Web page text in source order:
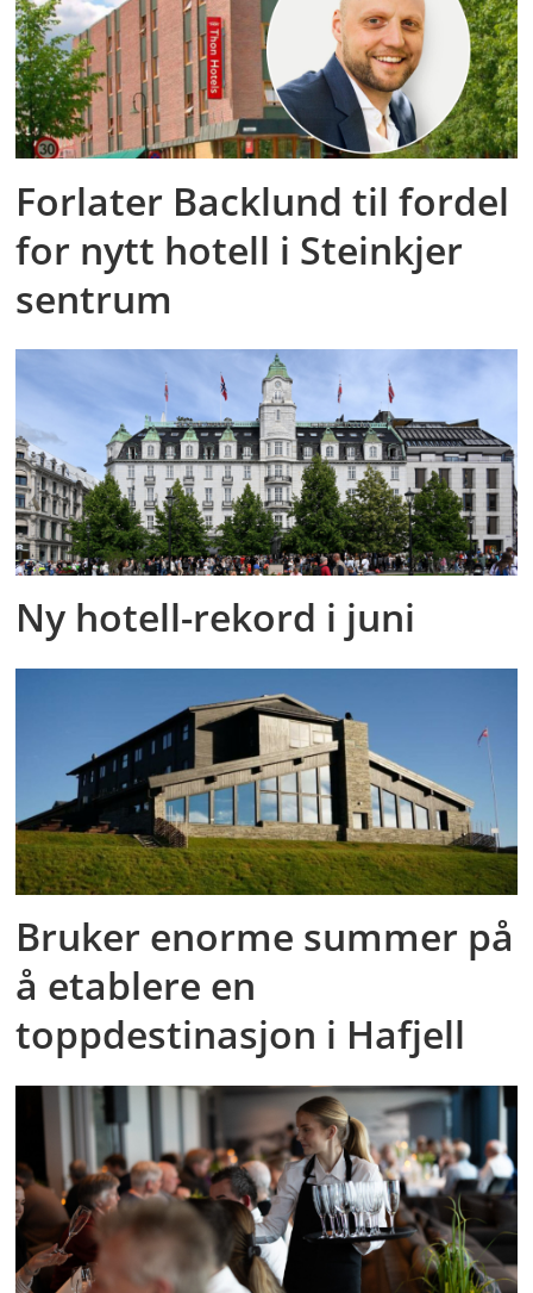
Forlater Backlund til fordel
for nytt hotell i Steinkjer
sentrum
Ny hotell-rekord i juni
Bruker enorme summer på
å etablere en
toppdestinasjon i Hafjell